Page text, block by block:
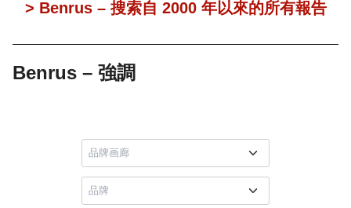
> Benrus – 搜索自 2000 年以來的所有報告
Benrus – 強調